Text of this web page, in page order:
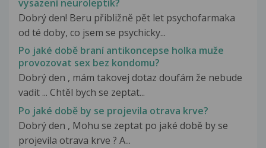
vysazení neuroleptik?
Dobrý den! Beru přibližně pět let psychofarmaka
od té doby, co jsem se psychicky...
Po jaké době braní antikoncepse holka muže
provozovat sex bez kondomu?
Dobrý den , mám takovej dotaz doufám že nebude
vadit ... Chtěl bych se zeptat...
Po jaké době by se projevila otrava krve?
Dobrý den , Mohu se zeptat po jaké době by se
projevila otrava krve ? A...